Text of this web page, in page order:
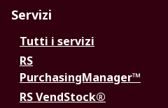
Servizi
Tutti i servizi
RS
PurchasingManager™
RS VendStock®